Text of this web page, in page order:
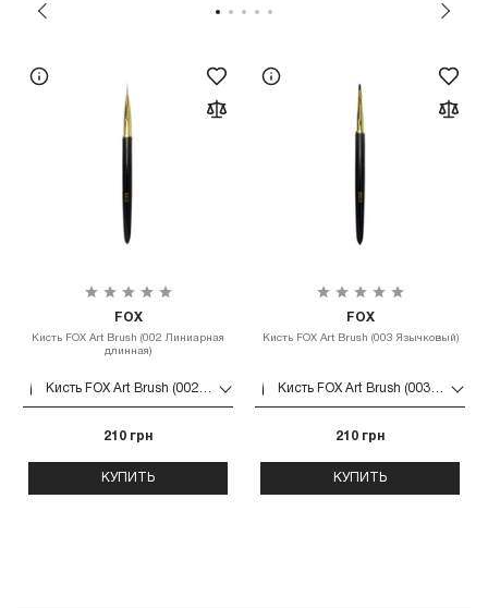
FOX
Кисть FOX Art Brush (002 Линиарная
длинная)
Кисть FOX Art Brush (002 Линиарная длинная)
210 грн
КУПИТЬ
FOX
Кисть FOX Art Brush (003 Язычковый)
Кисть FOX Art Brush (003 Язычковый)
210 грн
КУПИТЬ